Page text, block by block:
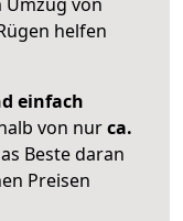
helfen
einfach
von nurca.
Beste daran
Preisen